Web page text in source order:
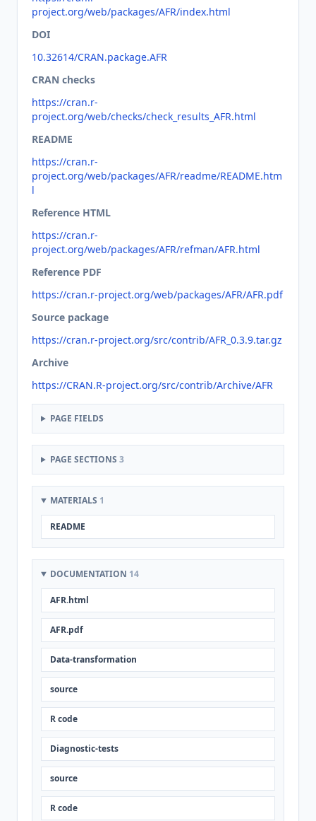
project.org/web/packages/AFR/index.html
DOI
10.32614/CRAN.package.AFR
CRAN checks
https://cran.r-
project.org/web/checks/check_results_AFR.html
README
https://cran.r-
project.org/web/packages/AFR/readme/README.htm
l
Reference HTML
https://cran.r-
project.org/web/packages/AFR/refman/AFR.html
Reference PDF
https://cran.r-project.org/web/packages/AFR/AFR.pdf
Source package
https://cran.r-project.org/src/contrib/AFR_0.3.9.tar.gz
Archive
https://CRAN.R-project.org/src/contrib/Archive/AFR
PAGE FIELDS
PAGE SECTIONS 3
MATERIALS 1
README
DOCUMENTATION 14
AFR.html
AFR.pdf
Data-transformation
source
R code
Diagnostic-tests
source
R code